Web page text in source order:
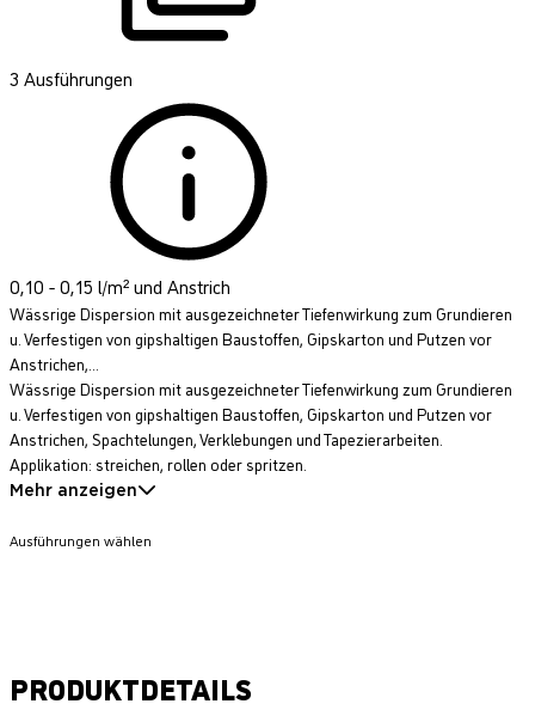
3 Ausführungen
0,10 - 0,15 l/m² und Anstrich
Wässrige Dispersion mit ausgezeichneter Tiefenwirkung zum Grundieren
u. Verfestigen von gipshaltigen Baustoffen, Gipskarton und Putzen vor
Anstrichen,...
Wässrige Dispersion mit ausgezeichneter Tiefenwirkung zum Grundieren
u. Verfestigen von gipshaltigen Baustoffen, Gipskarton und Putzen vor
Anstrichen, Spachtelungen, Verklebungen und Tapezierarbeiten.
Applikation: streichen, rollen oder spritzen.
Mehr anzeigen
Ausführungen wählen
PRODUKTDETAILS